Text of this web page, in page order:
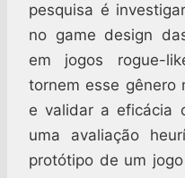
pesquisa é
no game design
em jogos rogue-
tornem esse gênero
e validar a eficácia
uma avaliação
protótipo de um